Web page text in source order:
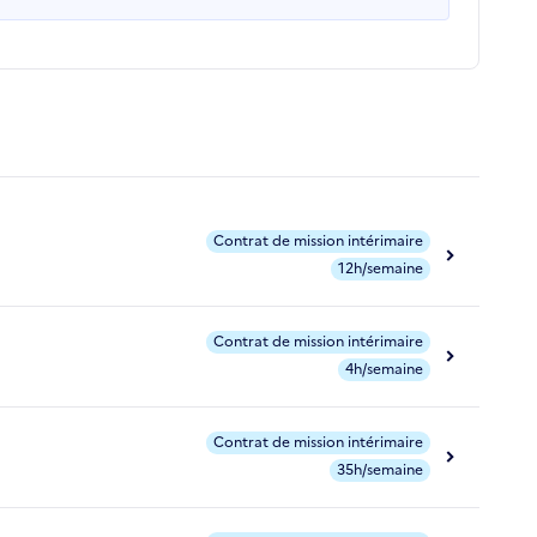
Contrat de mission intérimaire
12h/semaine
Contrat de mission intérimaire
4h/semaine
Contrat de mission intérimaire
35h/semaine